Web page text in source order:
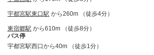
宇都宮駅東口駅 から260m （徒歩4分）
東宿郷駅 から610m （徒歩8分）
バス停
宇都宮駅西口から40m （徒歩1分）